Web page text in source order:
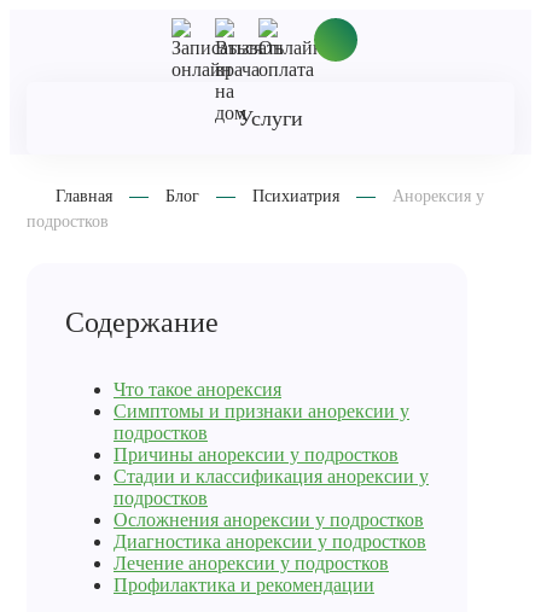
Услуги
Главная Блог Психиатрия
Анорексия у
подростков
Содержание
Что такое анорексия
Симптомы и признаки анорексии у
подростков
Причины анорексии у подростков
Стадии и классификация анорексии у
подростков
Осложнения анорексии у подростков
Диагностика анорексии у подростков
Лечение анорексии у подростков
Профилактика и рекомендации